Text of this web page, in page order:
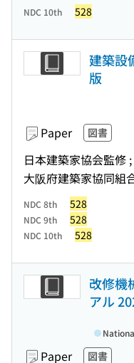
NDC 10th 528
建築設
版
Paper 図書
日本建築家協会監修
大阪府建築家協同組
NDC 8th 528
NDC 9th 528
NDC 10th 528
改修機
アル
Paper 図書